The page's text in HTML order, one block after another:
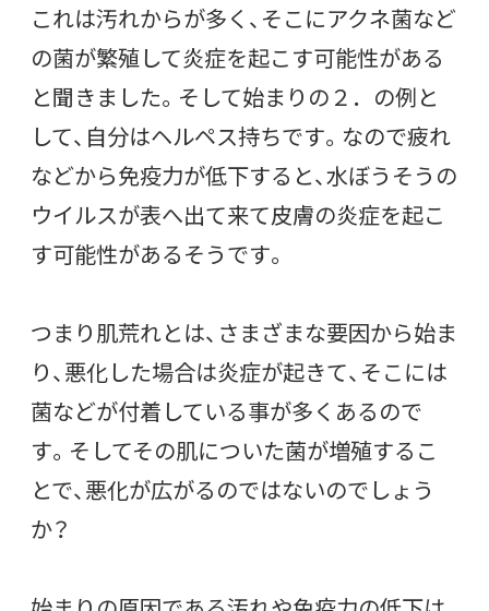
これは汚れからが多く、そこにアクネ菌など
の菌が繁殖して炎症を起こす可能性がある
と聞きました。そして始まりの２．の例と
して、自分はヘルペス持ちです。なので疲れ
などから免疫力が低下すると、水ぼうそうの
ウイルスが表へ出て来て皮膚の炎症を起こ
す可能性があるそうです。
つまり肌荒れとは、さまざまな要因から始ま
り、悪化した場合は炎症が起きて、そこには
菌などが付着している事が多くあるので
す。そしてその肌についた菌が増殖するこ
とで、悪化が広がるのではないのでしょう
か？